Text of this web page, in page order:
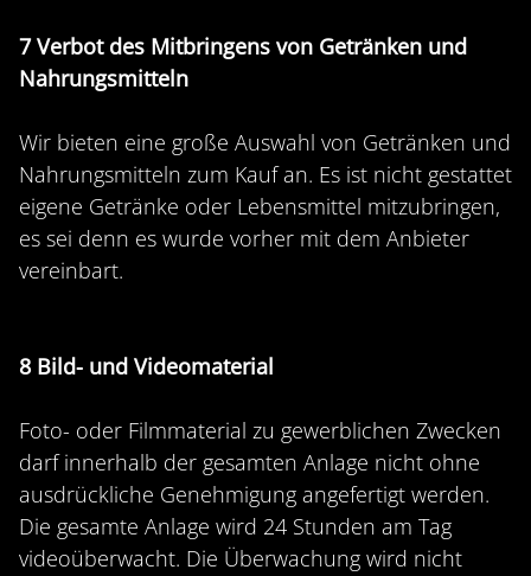
7 Verbot des Mitbringens von Getränken und
Nahrungsmitteln
Wir bieten eine große Auswahl von Getränken und
Nahrungsmitteln zum Kauf an. Es ist nicht gestattet
eigene Getränke oder Lebensmittel mitzubringen,
es sei denn es wurde vorher mit dem Anbieter
vereinbart.
8 Bild- und Videomaterial
Foto- oder Filmmaterial zu gewerblichen Zwecken
darf innerhalb der gesamten Anlage nicht ohne
ausdrückliche Genehmigung angefertigt werden.
Die gesamte Anlage wird 24 Stunden am Tag
videoüberwacht. Die Überwachung wird nicht